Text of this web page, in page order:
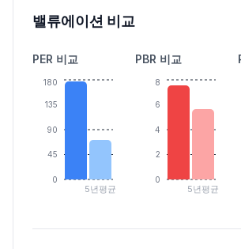
밸류에이션 비교
PER 비교
5년평균
0
45
90
135
180
PBR 비교
5년평균
0
2
4
6
8